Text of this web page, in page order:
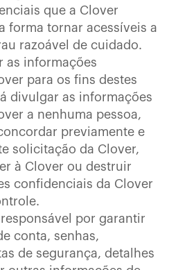
que a Clover
forma tornar acessíveis a
razoável de cuidado.
as informações
para os fins destes
divulgar as informações
a nenhuma pessoa,
previamente e
solicitação da Clover,
à Clover ou destruir
confidenciais da Clover
por garantir
conta, senhas,
de segurança, detalhes